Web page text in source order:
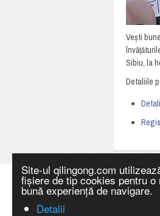
Site-ul qilingong.com
fișiere de tip cookies pentru o
bună experiență de navigare.
Detalii
Vești
Sibiu, la
Detaliile